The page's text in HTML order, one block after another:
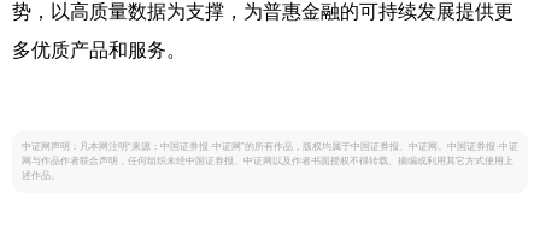
势，以高质量数据为支撑，为普惠金融的可持续发展提供更
多优质产品和服务。
中证网声明：凡本网注明“来源：中国证券报·中证网”的所有作品，版权均属于中国证券报、中证网。中国证券报·中证
网与作品作者联合声明，任何组织未经中国证券报、中证网以及作者书面授权不得转载、摘编或利用其它方式使用上
述作品。